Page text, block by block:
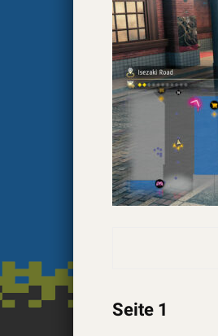
Seite 1